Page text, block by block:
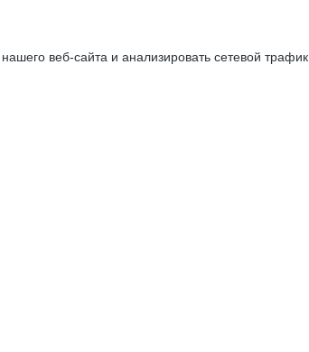
веб-сайта и анализировать сетевой трафик.